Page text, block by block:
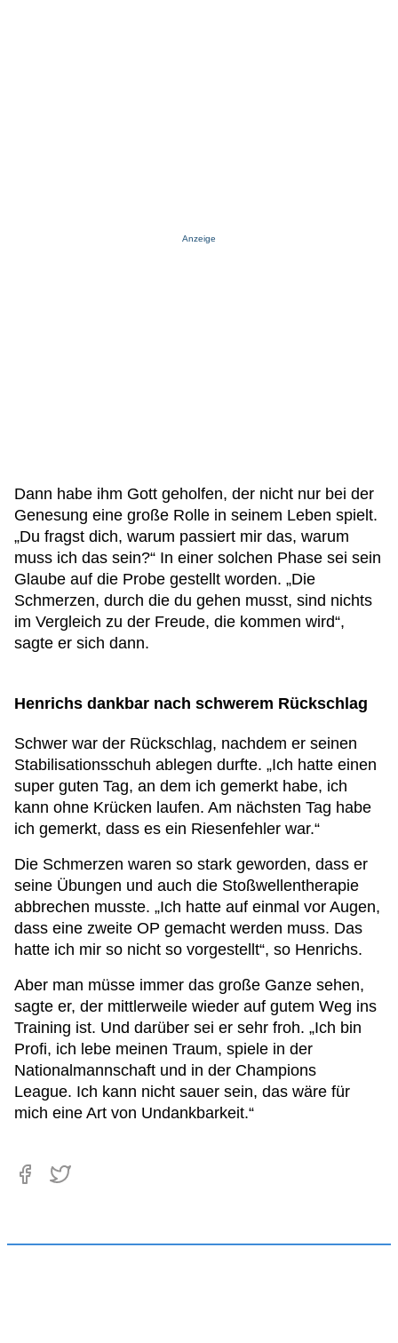
Anzeige
Dann habe ihm Gott geholfen, der nicht nur bei der
Genesung eine große Rolle in seinem Leben spielt.
„Du fragst dich, warum passiert mir das, warum
muss ich das sein?“ In einer solchen Phase sei sein
Glaube auf die Probe gestellt worden. „Die
Schmerzen, durch die du gehen musst, sind nichts
im Vergleich zu der Freude, die kommen wird“,
sagte er sich dann.
Henrichs dankbar nach schwerem Rückschlag
Schwer war der Rückschlag, nachdem er seinen
Stabilisationsschuh ablegen durfte. „Ich hatte einen
super guten Tag, an dem ich gemerkt habe, ich
kann ohne Krücken laufen. Am nächsten Tag habe
ich gemerkt, dass es ein Riesenfehler war.“
Die Schmerzen waren so stark geworden, dass er
seine Übungen und auch die Stoßwellentherapie
abbrechen musste. „Ich hatte auf einmal vor Augen,
dass eine zweite OP gemacht werden muss. Das
hatte ich mir so nicht so vorgestellt“, so Henrichs.
Aber man müsse immer das große Ganze sehen,
sagte er, der mittlerweile wieder auf gutem Weg ins
Training ist. Und darüber sei er sehr froh. „Ich bin
Profi, ich lebe meinen Traum, spiele in der
Nationalmannschaft und in der Champions
League. Ich kann nicht sauer sein, das wäre für
mich eine Art von Undankbarkeit.“